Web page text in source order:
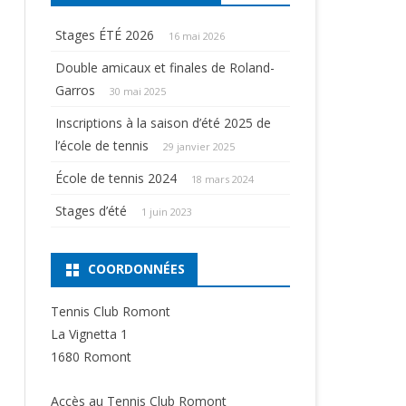
Stages ÉTÉ 2026 16 mai 2026
Double amicaux et finales de Roland-
Garros
30 mai 2025
Inscriptions à la saison d’été 2025 de
l’école de tennis
29 janvier 2025
École de tennis 2024 18 mars 2024
Stages d’été 1 juin 2023
COORDONNÉES
Tennis Club Romont
La Vignetta 1
1680 Romont
Accès au Tennis Club Romont